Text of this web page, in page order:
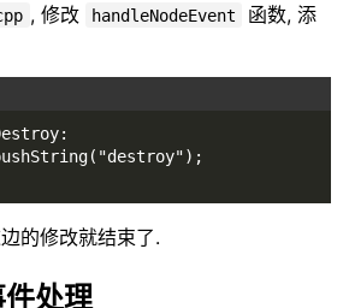
, 修改 handleNodeEvent
函数, 添
的修改就结束了.
处理